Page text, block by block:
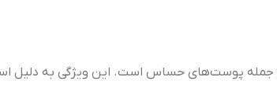
جمله پوست‌های حساس است. این ویژگی به دلیل